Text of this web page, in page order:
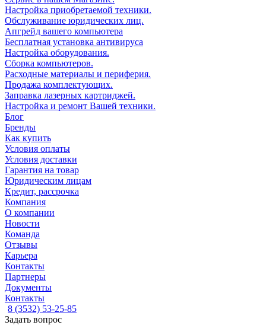
Настройка приобретаемой техники.
Обслуживание юридических лиц.
Апгрейд вашего компьютера
Бесплатная установка антивируса
Настройка оборудования.
Сборка компьютеров.
Расходные материалы и периферия.
Продажа комплектующих.
Заправка лазерных картриджей.
Настройка и ремонт Вашей техники.
Блог
Бренды
Как купить
Условия оплаты
Условия доставки
Гарантия на товар
Юридическим лицам
Кредит, рассрочка
Компания
О компании
Новости
Команда
Отзывы
Карьера
Контакты
Партнеры
Документы
Контакты
8 (3532) 53-25-85
Задать вопрос